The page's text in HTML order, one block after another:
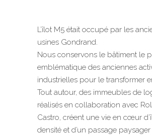
L’îlot M5 était occupé par les
usines Gondrand.
Nous conservons le bâtiment le
emblématique des anciennes
industrielles pour le transformer
Tout autour, des immeubles de
réalisés en collaboration avec
Castro, créent une vie en cœur
densité et d’un passage